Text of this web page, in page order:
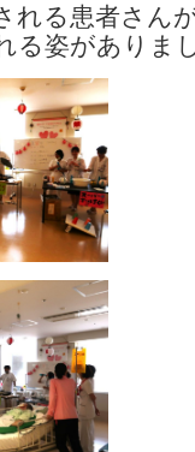
れる患者さ
る姿がありま